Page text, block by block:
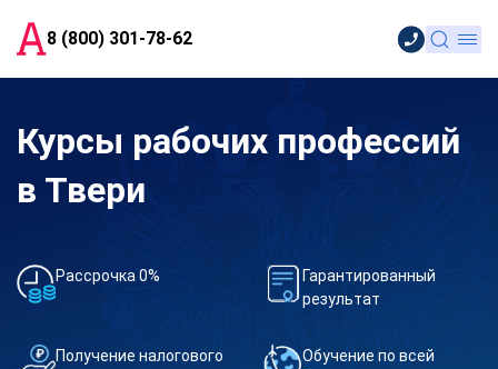
8 (800) 301-78-62
Курсы рабочих профессий
в Твери
Рассрочка 0%
Гарантированный
результат
Получение налогового
Обучение по всей